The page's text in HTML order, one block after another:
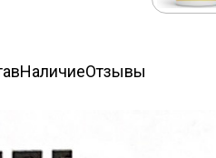
НаличиеОтзывы